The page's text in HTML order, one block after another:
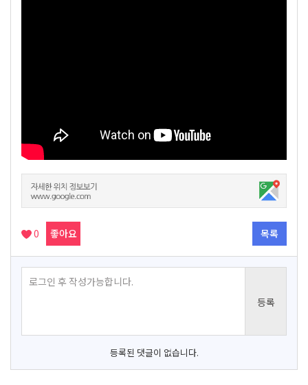
0 좋아요 목록
등록된 댓글이 없습니다.